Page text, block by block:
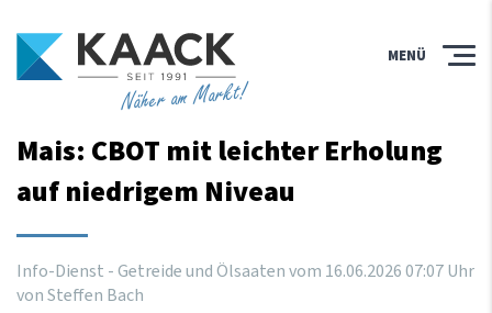
Näher am Markt!
MENÜ
Mais: CBOT mit leichter Erholung
auf niedrigem Niveau
Info-Dienst - Getreide und Ölsaaten vom 16.06.202607:07Uhr
von Steffen Bach